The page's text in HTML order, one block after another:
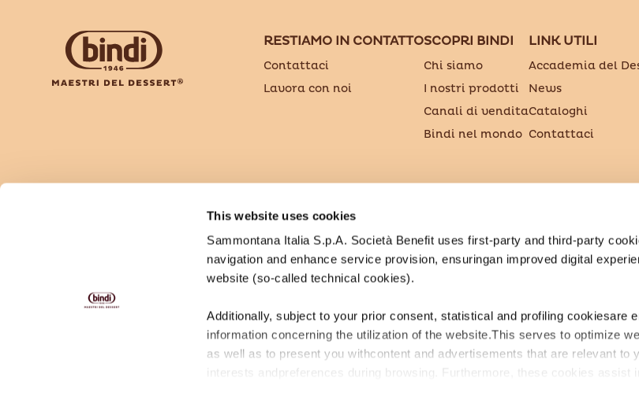
This website uses cookies
Sammontana Italia S.p.A. Società Benefit uses first-party and third-party
navigation and enhance service provision, ensuringan improved digital
website (so-called technical cookies).
Additionally, subject to your prior consent, statistical and profiling cookiesare
information concerning the utilization of the website.This serves to optimize
as well as to present you withcontent and advertisements that are relevant to
interests andpreferences during browsing. Furthermore, these cookies assist
RESTIAMO IN CONTATTO
Contattaci
Lavora con noi
SCOPRI BINDI
Chi siamo
I nostri prodotti
Canali di vendita
Bindi nel mondo
LINK UTILI
Accademia del
News
Cataloghi
Contattaci
Bindi Dessert è un brand di Sammontana Italia S.p.A. Società Benefit